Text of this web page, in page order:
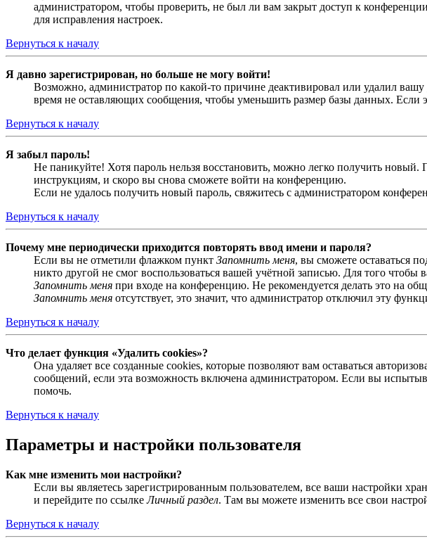
администратором, чтобы проверить, не был ли вам закрыт доступ к
для исправления настроек.
Вернуться к началу
Я давно зарегистрирован, но больше не могу войти!
Возможно, администратор по какой-то причине деактивировал или удалил
время не оставляющих сообщения, чтобы уменьшить размер базы данных. Если
Вернуться к началу
Я забыл пароль!
Не паникуйте! Хотя пароль нельзя восстановить, можно легко получить
инструкциям, и скоро вы снова сможете войти на конференцию.
Если не удалось получить новый пароль, свяжитесь с администратором
Вернуться к началу
Почему мне периодически приходится повторять ввод имени и пароля?
Если вы не отметили флажком пункт Запомнить меня, вы сможете оставаться
никто другой не смог воспользоваться вашей учётной записью. Для того
Запомнить меня при входе на конференцию. Не рекомендуется делать это на
Запомнить меня отсутствует, это значит, что администратор отключил эту
Вернуться к началу
Что делает функция «Удалить cookies»?
Она удаляет все созданные cookies, которые позволяют вам оставаться
сообщений, если эта возможность включена администратором. Если вы
помочь.
Вернуться к началу
Параметры и настройки пользователя
Как мне изменить мои настройки?
Если вы являетесь зарегистрированным пользователем, все ваши настройки
и перейдите по ссылкеЛичный раздел. Там вы можете изменить все свои
Вернуться к началу